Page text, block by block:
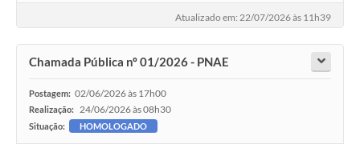
Atualizado em: 22/07/2026 às 11h39
Chamada Pública nº 01/2026 - PNAE
Postagem: 02/06/2026 às 17h00
Realização: 24/06/2026 às 08h30
Situação: HOMOLOGADO